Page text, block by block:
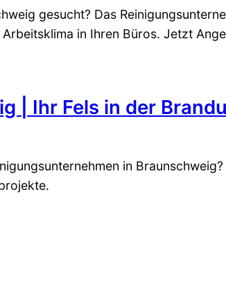
gesucht? Das
in Ihren Büros. Jetzt
| Ihr Fels in der
in